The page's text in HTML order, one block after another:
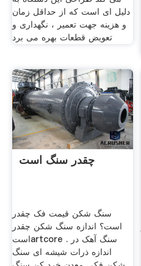
دلیل ای است که از حداقل زمان
و هزینه جهت تعمیر ، نگهداری و
تعویض قطعات بهره می برد
چقدر سنگ است
سنگ شکن قیمت فک چقدر
است؟ اندازه سنگ شکن چقدر
استartcore . سنگ آهک در
اندازه ذرات شیشه ای سنگ